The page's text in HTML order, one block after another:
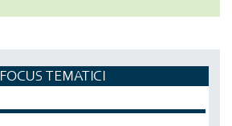
FOCUS TEMATICI